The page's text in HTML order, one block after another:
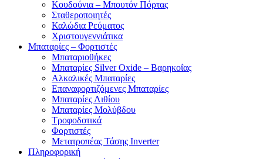
Κουδούνια – Μπουτόν Πόρτας
Σταθεροποιητές
Καλώδια Ρεύματος
Χριστουγεννιάτικα
Μπαταρίες – Φορτιστές
Μπαταριοθήκες
Μπαταρίες Silver Oxide – Βαρηκοΐας
Αλκαλικές Μπαταρίες
Επαναφορτιζόμενες Μπαταρίες
Μπαταρίες Λιθίου
Μπαταρίες Μολύβδου
Τροφοδοτικά
Φορτιστές
Μετατροπέας Τάσης Inverter
Πληροφορική